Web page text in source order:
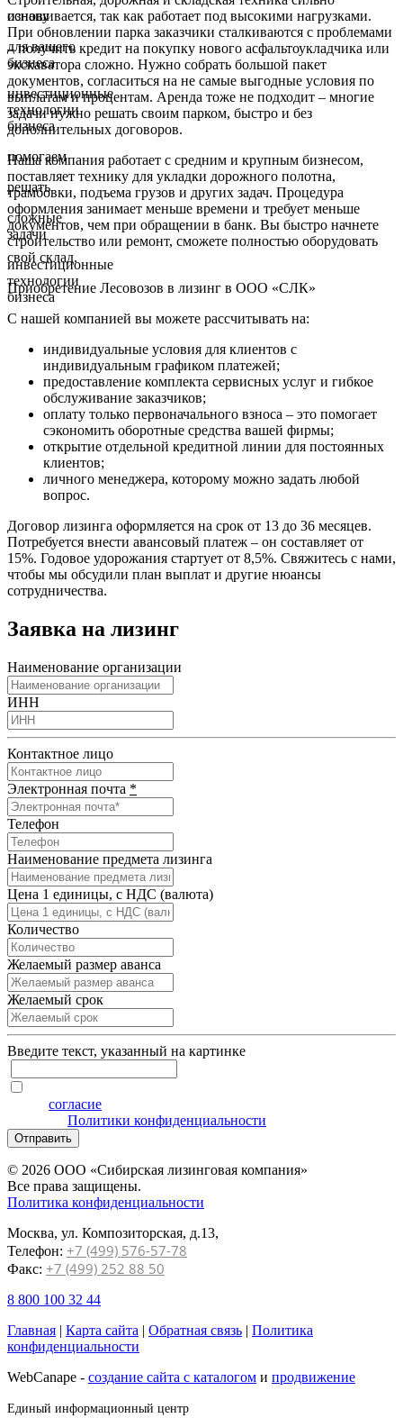
основу
для вашего
бизнеса
инвестиционные
технологии
бизнеса
помогаем
решать
сложные
задачи
инвестиционные
технологии
бизнеса
изнашивается, так как работает под высокими нагрузками.
При обновлении парка заказчики сталкиваются с проблемами
– получить кредит на покупку нового асфальтоукладчика или
экскаватора сложно. Нужно собрать большой пакет
документов, согласиться на не самые выгодные условия по
выплатам и процентам. Аренда тоже не подходит – многие
задачи нужно решать своим парком, быстро и без
дополнительных договоров.
Наша компания работает с средним и крупным бизнесом,
поставляет технику для укладки дорожного полотна,
трамбовки, подъема грузов и других задач. Процедура
оформления занимает меньше времени и требует меньше
документов, чем при обращении в банк. Вы быстро начнете
строительство или ремонт, сможете полностью оборудовать
свой склад.
Приобретение Лесовозов в лизинг в ООО «СЛК»
С нашей компанией вы можете рассчитывать на:
индивидуальные условия для клиентов с
индивидуальным графиком платежей;
предоставление комплекта сервисных услуг и гибкое
обслуживание заказчиков;
оплату только первоначального взноса – это помогает
сэкономить оборотные средства вашей фирмы;
открытие отдельной кредитной линии для постоянных
клиентов;
личного менеджера, которому можно задать любой
вопрос.
Договор лизинга оформляется на срок от 13 до 36 месяцев.
Потребуется внести авансовый платеж – он составляет от
15%. Годовое удорожания стартует от 8,5%. Свяжитесь с нами,
чтобы мы обсудили план выплат и другие нюансы
сотрудничества.
Заявка на лизинг
Наименование организации
ИНН
Контактное лицо
Электронная почта *
Телефон
Наименование предмета лизинга
Цена 1 единицы, с НДС (валюта)
Количество
Желаемый размер аванса
Желаемый срок
Введите текcт, указанный на картинке
согласие
Политики конфиденциальности
Отправить
© 2026 ООО «Сибирская лизинговая компания»
Все права защищены.
Политика конфиденциальности
Москва, ул. Композиторская, д.13,
Телефон: +7 (499) 576-57-78
Факс: +7 (499) 252 88 50
8 800 100 32 44
Главная | Карта сайта | Обратная связь | Политика
конфиденциальности
WebCanape - создание сайта с каталогом и продвижение
Единый информационный центр